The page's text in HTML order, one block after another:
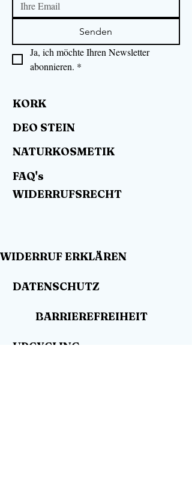
Senden
Ja, ich möchte Ihren Newsletter
abonnieren. *
KORK
DEO STEIN
NATURKOSMETIK
FAQ's
WIDERRUFSRECHT
WIDERRUF ERKLÄREN
DATENSCHUTZ
BARRIEREFREIHEIT
UPCYCLING